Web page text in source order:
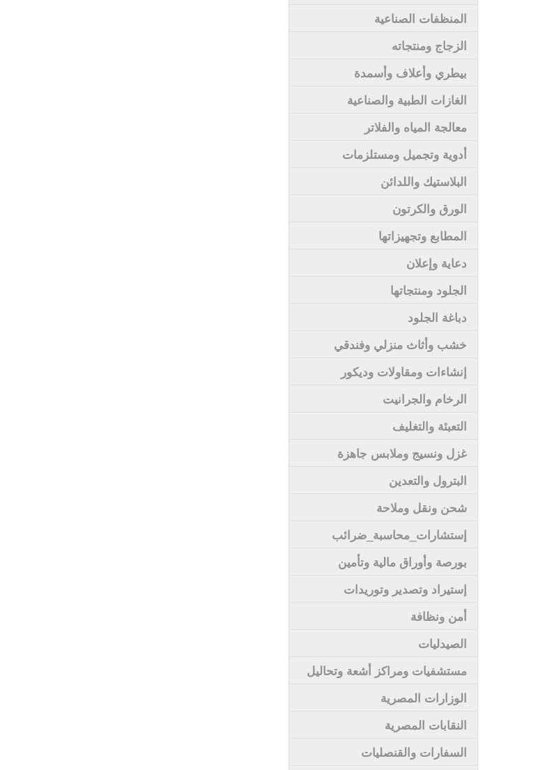
المنظفات الصناعية
الزجاج ومنتجاته
بيطري وأعلاف وأسمدة
الغازات الطبية والصناعية
معالجة المياه والفلاتر
أدوية وتجميل ومستلزمات
البلاستيك واللدائن
الورق والكرتون
المطابع وتجهيزاتها
دعاية وإعلان
الجلود ومنتجاتها
دباغة الجلود
خشب وأثاث منزلي وفندقي
إنشاءات ومقاولات وديكور
الرخام والجرانيت
التعبئة والتغليف
غزل ونسيج وملابس جاهزة
البترول والتعدين
شحن ونقل وملاحة
إستشارات_محاسبة_ضرائب
بورصة وأوراق مالية وتأمين
إستيراد وتصدير وتوريدات
أمن ونظافة
الصيدليات
مستشفيات ومراكز أشعة وتحاليل
الوزارات المصرية
النقابات المصرية
السفارات والقنصليات